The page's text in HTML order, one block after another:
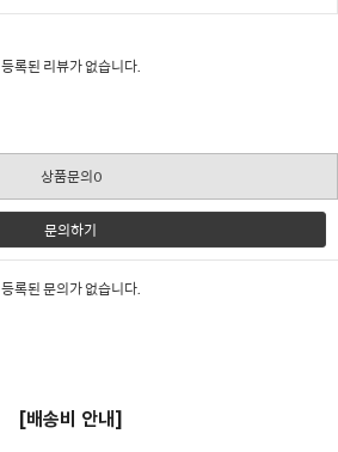
등록된 리뷰가 없습니다.
상품문의0
문의하기
등록된 문의가 없습니다.
[배송비 안내]